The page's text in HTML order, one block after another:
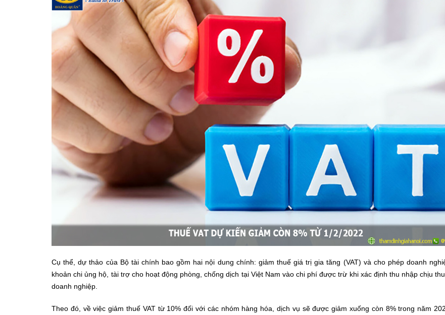
Cụ thể, dự thảo của Bộ tài chính bao gồm hai nội dung chính: giảm thuế giá trị gia tăng (VAT) và cho phép doanh
khoản chi ủng hộ, tài trợ cho hoạt động phòng, chống dịch tại Việt Nam vào chi phí được trừ khi xác định thu nhập chịu
doanh nghiệp.
Theo đó, về việc giảm thuế VAT từ 10% đối với các nhóm hàng hóa, dịch vụ sẽ được giảm xuống còn 8% trong năm